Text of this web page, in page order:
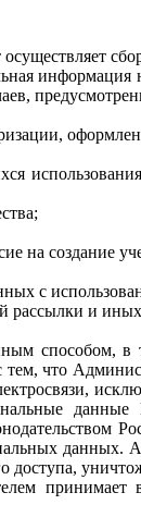
на создание
с
рассылки и
тем, что